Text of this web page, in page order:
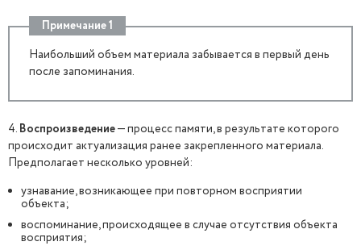
Примечание 1
Наибольший объем материала забывается в первый день
после запоминания.
4. Воспроизведение— процесс памяти, в результате которого
происходит актуализация ранее закрепленного материала.
Предполагает несколько уровней:
узнавание, возникающее при повторном восприятии
объекта;
воспоминание, происходящее в случае отсутствия объекта
восприятия;